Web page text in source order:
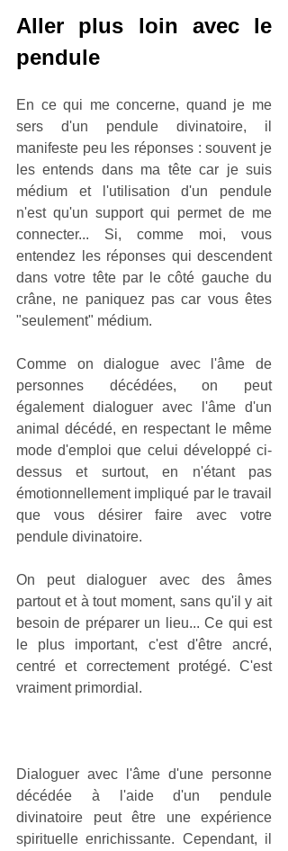
Aller plus loin avec le
pendule
En ce qui me concerne, quand je me
sers d'un pendule divinatoire, il
manifeste peu les réponses : souvent je
les entends dans ma tête car je suis
médium et l'utilisation d'un pendule
n'est qu'un support qui permet de me
connecter... Si, comme moi, vous
entendez les réponses qui descendent
dans votre tête par le côté gauche du
crâne, ne paniquez pas car vous êtes
"seulement" médium.
Comme on dialogue avec l'âme de
personnes décédées, on peut
également dialoguer avec l'âme d'un
animal décédé, en respectant le même
mode d'emploi que celui développé ci-
dessus et surtout, en n'étant pas
émotionnellement impliqué par le travail
que vous désirer faire avec votre
pendule divinatoire.
On peut dialoguer avec des âmes
partout et à tout moment, sans qu'il y ait
besoin de préparer un lieu... Ce qui est
le plus important, c'est d'être ancré,
centré et correctement protégé. C'est
vraiment primordial.
Dialoguer avec l'âme d'une personne
décédée à l'aide d'un pendule
divinatoire peut être une expérience
spirituelle enrichissante. Cependant, il